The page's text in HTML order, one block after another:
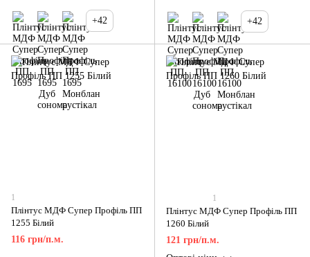
+42 +42
1
Плінтус МДФ Супер Профіль ПП
1255 Білий
116 грн/п.м.
1
Плінтус МДФ Супер Профіль ПП
1260 Білий
121 грн/п.м.